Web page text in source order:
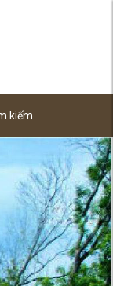
kiếm